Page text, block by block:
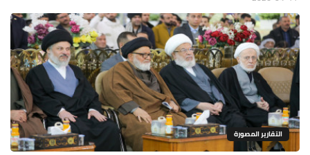
التقارير المصورة